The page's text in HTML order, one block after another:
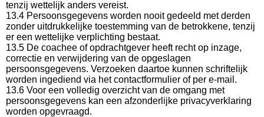
tenzij wettelijk anders vereist.
13.4 Persoonsgegevens worden nooit gedeeld met derden
zonder uitdrukkelijke toestemming van de betrokkene, tenzij
er een wettelijke verplichting bestaat.
13.5 De coachee of opdrachtgever heeft recht op inzage,
correctie en verwijdering van de opgeslagen
persoonsgegevens. Verzoeken daartoe kunnen schriftelijk
worden ingediend via het contactformulier of per e-mail.
13.6 Voor een volledig overzicht van de omgang met
persoonsgegevens kan een afzonderlijke privacyverklaring
worden opgevraagd.